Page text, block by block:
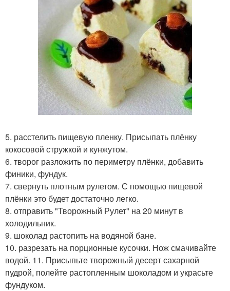
5. расстелить пищевую пленку. Присыпать плёнку
кокосовой стружкой и кунжутом.
6. творог разложить по периметру плёнки, добавить
финики, фундук.
7. свернуть плотным рулетом. С помощью пищевой
плёнки это будет достаточно легко.
8. отправить "Творожный Рулет" на 20 минут в
холодильник.
9. шоколад растопить на водяной бане.
10. разрезать на порционные кусочки. Нож смачивайте
водой. 11. Присыпьте творожный десерт сахарной
пудрой, полейте растопленным шоколадом и украсьте
фундуком.